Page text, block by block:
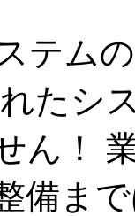
テム
たシ
ん！
備ま